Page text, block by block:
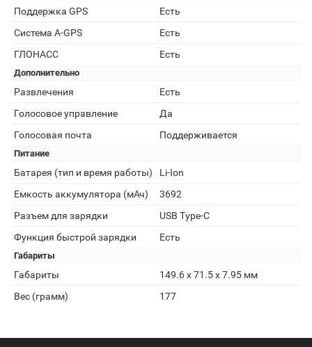
Поддержка GPS
Есть
Cистема A-GPS
Есть
ГЛОНАСС
Есть
Дополнительно
Развлечения
Есть
Голосовое управление
Да
Голосовая почта
Поддерживается
Питание
Батарея (тип и время работы)
Li-Ion
Емкость аккумулятора (мАч)
3692
Разъем для зарядки
USB Type-C
Функция быстрой зарядки
Есть
Габариты
Габариты
149.6 x 71.5 x 7.95 мм
Вес (грамм)
177